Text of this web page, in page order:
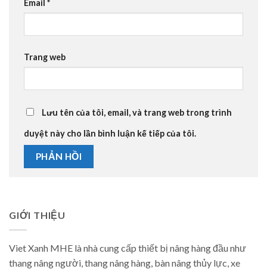
Email *
Trang web
Lưu tên của tôi, email, và trang web trong trình
duyệt này cho lần bình luận kế tiếp của tôi.
GIỚI THIỆU
Viet Xanh MHE là nhà cung cấp thiết bị nâng hàng đầu như
thang nâng người, thang nâng hàng, bàn nâng thủy lực, xe